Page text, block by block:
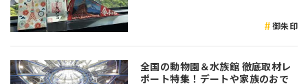
御朱印
全国の動物園＆水族館 徹底取材レ
ポート特集！デートや家族のおで